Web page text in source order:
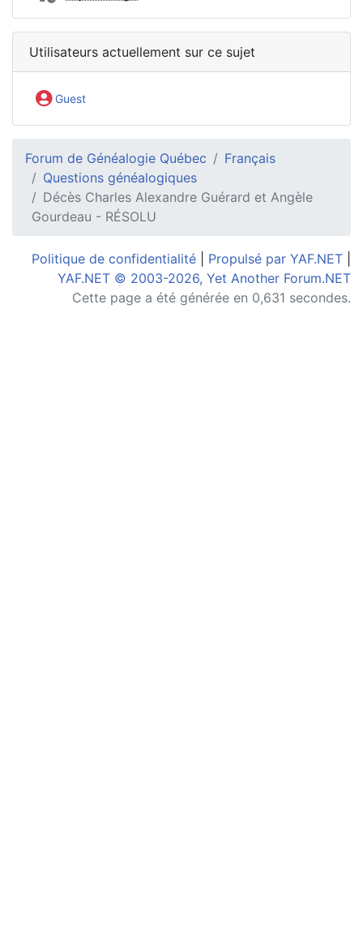
Utilisateurs actuellement sur ce sujet
Guest
Forum de Généalogie Québec
Français
Questions généalogiques
Décès Charles Alexandre Guérard et Angèle
Gourdeau - RÉSOLU
Politique de confidentialité Propulsé par YAF.NET
YAF.NET © 2003-2026, Yet Another Forum.NET
Cette page a été générée en 0,631 secondes.